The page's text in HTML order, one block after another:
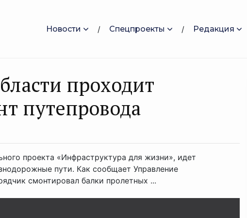
Новости Спецпроекты Редакция
проходит
путепровода
проекта «Инфраструктура для жизни», идет
пути. Как сообщает Управление
смонтировал балки пролетных ...